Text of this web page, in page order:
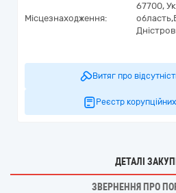
Місцезнаходження:
67700,
область,
Витяг про
Реєстр
ДЕТАЛІ
ЗВЕРНЕННЯ ПРО